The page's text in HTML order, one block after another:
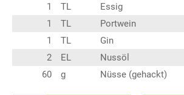
1
TL
Essig
1
TL
Portwein
1
TL
Gin
2
EL
Nussöl
60
g Nüsse (gehackt)